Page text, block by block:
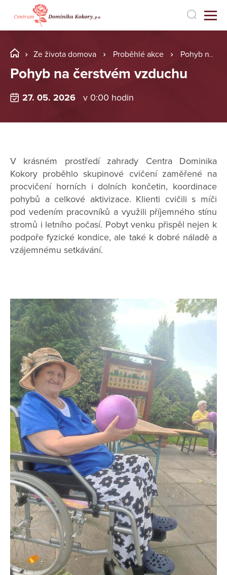
Ze života domova Proběhlé akce Pohyb na čerstvém vzduchu
Pohyb na čerstvém vzduchu
27. 05. 2026 v 0:00 hodin
V krásném prostředí zahrady Centra Dominika
Kokory proběhlo skupinové cvičení zaměřené na
procvičení horních i dolních končetin, koordinace
pohybů a celkové aktivizace. Klienti cvičili s míči
pod vedením pracovníků a využili příjemného stínu
stromů i letního počasí. Pobyt venku přispěl nejen k
podpoře fyzické kondice, ale také k dobré náladě a
vzájemnému setkávání.